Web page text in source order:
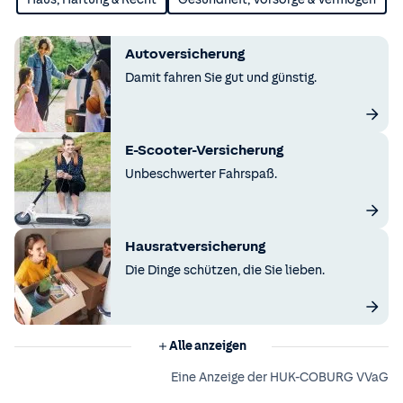
Autoversicherung
Damit fahren Sie gut und günstig.
E-Scooter-Versicherung
Unbeschwerter Fahrspaß.
Hausratversicherung
Die Dinge schützen, die Sie lieben.
Alle anzeigen
Eine Anzeige der HUK-COBURG VVaG